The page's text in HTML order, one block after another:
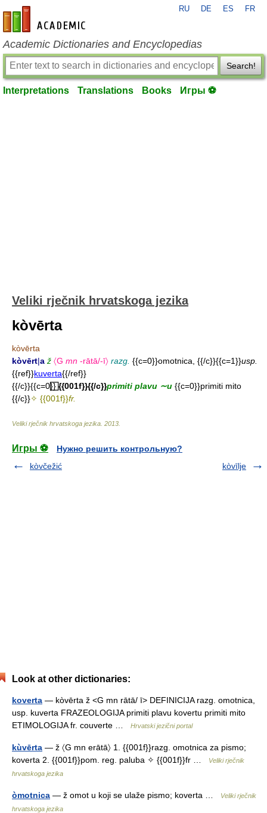
en-academic.com
RU DE ES FR
Academic Dictionaries and Encyclopedias
Search!
Interpretations Translations Books Игры ⚽
Veliki rječnik hrvatskoga jezika
kòvērta
kòvērta
kòvērt|a ž 〈G mn -rātā/-ī〉 razg. {{c=0}}omotnica, {{/c}}{{c=1}}usp.
{{ref}}kuverta{{/ref}}
{{/c}}{{c=0}}⃞ {{001f}}{{/c}}primiti plavu ∼u {{c=0}}primiti mito
{{/c}}✧ {{001f}}fr.
Veliki rječnik hrvatskoga jezika 2013
Игры ⚽
Нужно решить контрольную?
kòvčežić
kòvīlje
Look at other dictionaries:
koverta — kòvērta ž <G mn rātā/ ī> DEFINICIJA razg. omotnica,
usp. kuverta FRAZEOLOGIJA primiti plavu kovertu primiti mito
ETIMOLOGIJA fr. couverte …
Hrvatski jezični portal
kùvērta — ž 〈G mn erātā〉 1. {{001f}}razg. omotnica za pismo;
koverta 2. {{001f}}pom. reg. paluba ✧ {{001f}}fr …
Veliki rječnik
hrvatskoga jezika
òmotnica — ž omot u koji se ulaže pismo; koverta …
Veliki rječnik
hrvatskoga jezika